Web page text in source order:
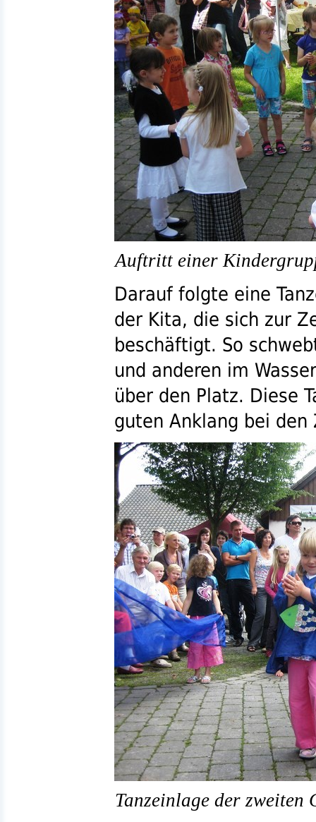
Auftritt einer
Darauf folgte eine
der Kita, die sich zur
beschäftigt. So
und anderen im
über den Platz. Diese
guten Anklang bei den
Tanzeinlage der zweiten